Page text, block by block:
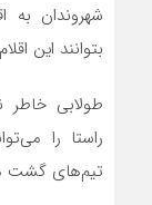
شهروندان به
بتوانند این
طولابی خاطر
تیم‌های گشت